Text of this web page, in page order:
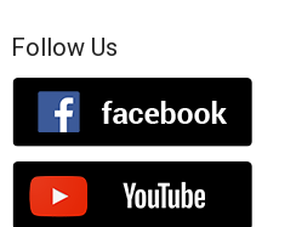
Follow Us